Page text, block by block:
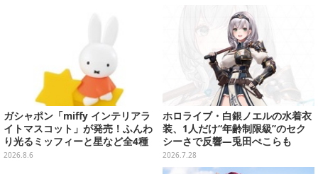
ガシャポン「miffy インテリアラ
イトマスコット」が発売！ふんわ
り光るミッフィーと星など全4種
ラインナップ
2026.8.6
ホロライブ・白銀ノエルの水着衣
装、1人だけ“年齢制限級”のセク
シーさで反響―兎田ぺこらも
「こ、こんなことが許されていい
のか？」と興奮隠せず
2026.7.28